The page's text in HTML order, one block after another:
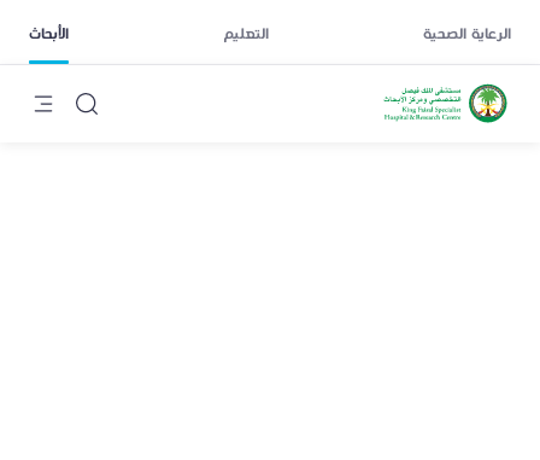
الرعاية الصحية التعليم الأبحاث